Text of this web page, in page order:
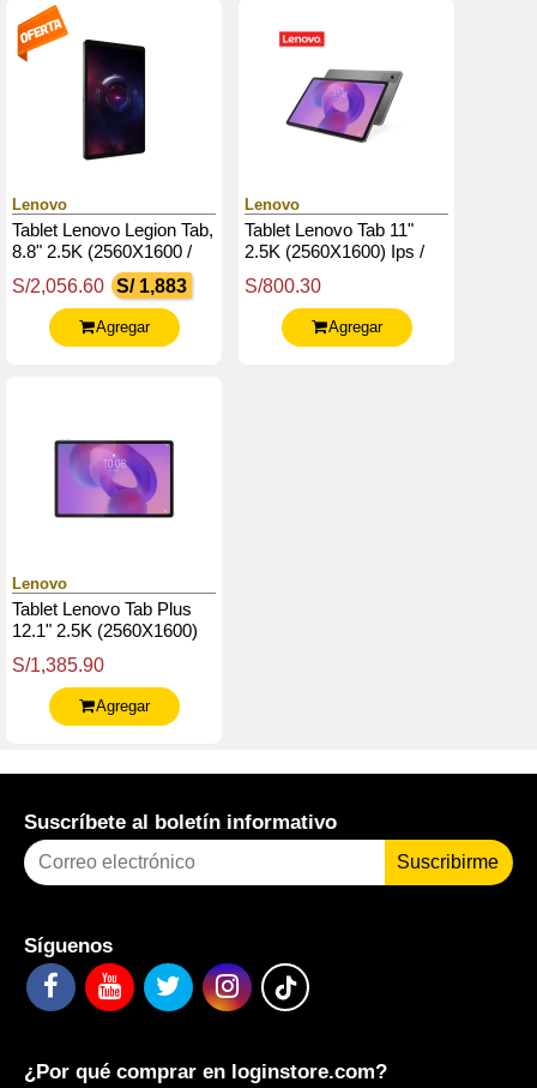
Lenovo
Tablet Lenovo Legion Tab,
8.8" 2.5K (2560X1600 /
Ltps / 500Nits(Typical) /
165Hz / Glossy / Touch
S/2,056.60 S/ 1,883
Agregar
Lenovo
Tablet Lenovo Tab 11"
2.5K (2560X1600) Ips /
128Gb Rom, Android 15
O Sup.
S/800.30
Agregar
Lenovo
Tablet Lenovo Tab Plus
12.1" 2.5K (2560X1600)
Ram / 256Gb Rom,
Android 15
S/1,385.90
Agregar
Suscríbete al boletín informativo
Suscribirme
Síguenos
¿Por qué comprar en loginstore.com?